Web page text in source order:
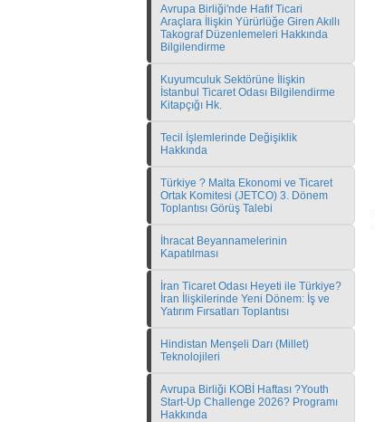
Avrupa Birliği'nde Hafif Ticari
Araçlara İlişkin Yürürlüğe Giren Akıllı
Takograf Düzenlemeleri Hakkında
Bilgilendirme
Kuyumculuk Sektörüne İlişkin
İstanbul Ticaret Odası Bilgilendirme
Kitapçığı Hk.
Tecil İşlemlerinde Değişiklik
Hakkında
Türkiye ? Malta Ekonomi ve Ticaret
Ortak Komitesi (JETCO) 3. Dönem
Toplantısı Görüş Talebi
İhracat Beyannamelerinin
Kapatılması
İran Ticaret Odası Heyeti ile Türkiye?
İran İlişkilerinde Yeni Dönem: İş ve
Yatırım Fırsatları Toplantısı
Hindistan Menşeli Darı (Millet)
Teknolojileri
Avrupa Birliği KOBİ Haftası ?Youth
Start-Up Challenge 2026? Programı
Hakkında